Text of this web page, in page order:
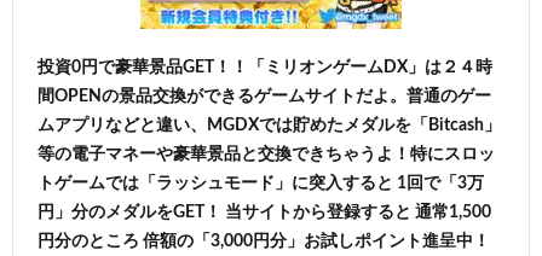
投資0円で豪華景品GET！！「ミリオンゲームDX」は２４時
間OPENの景品交換ができるゲームサイトだよ。普通のゲー
ムアプリなどと違い、MGDXでは貯めたメダルを「Bitcash」
等の電子マネーや豪華景品と交換できちゃうよ！特にスロッ
トゲームでは「ラッシュモード」に突入すると 1回で「3万
円」分のメダルをGET！ 当サイトから登録すると 通常1,500
円分のところ 倍額の「3,000円分」お試しポイント進呈中！